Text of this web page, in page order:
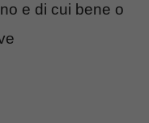
e di cui bene o